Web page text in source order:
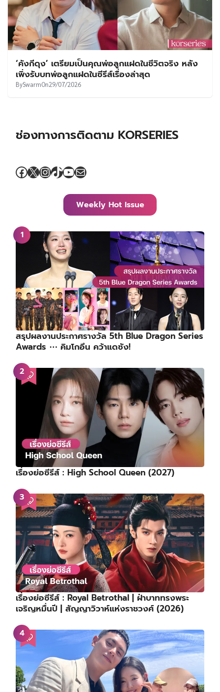
‘คังกีดุง’ เตรียมเป็นคุณพ่อลูกแฝดในชีวิตจริง หลัง
เพิ่งรับบทพ่อลูกแฝดในซีรีส์เรื่องล่าสุด
BySwarmOn29/07/2026
ช่องทางการติดตาม KORSERIES
Facebook
X Instagram
TikTok
YouTube
Mail
Weekly Hot Issue
สรุปผลงานประกาศรางวัล 5th Blue Dragon Series
Awards ⋯ คิมโกอึน คว้าแดซัง!
เรื่องย่อซีรีส์ : High School Queen (2027)
เรื่องย่อซีรีส์ : Royal Betrothal | ฝ่าบาททรงพระ
เจริญหมื่นปี | สัญญาวิวาห์แห่งราชวงศ์ (2026)